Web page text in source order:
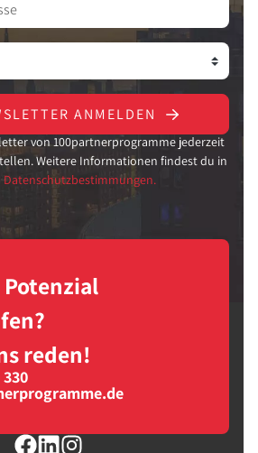
ANMELDEN
von 100partnerprogramme jederzeit
Weitere Informationen findest du in
Datenschutzbestimmungen.
reden!
330